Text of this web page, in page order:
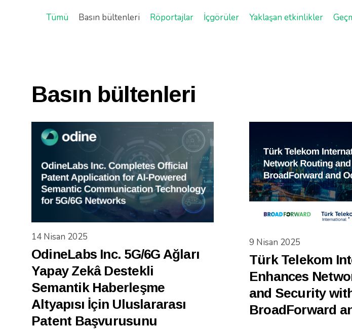
Tümü Basın bültenleri Röportajlar İçgörüler Yaklaşan etkinlikler
Basın bültenleri
14 Nisan 2025
OdineLabs Inc. 5G/6G Ağları
Yapay Zekâ Destekli
Semantik Haberleşme
Altyapısı İçin Uluslararası
Patent Başvurusunu
9 Nisan 2025
Türk Telekom
Enhances
and Security
BroadForward